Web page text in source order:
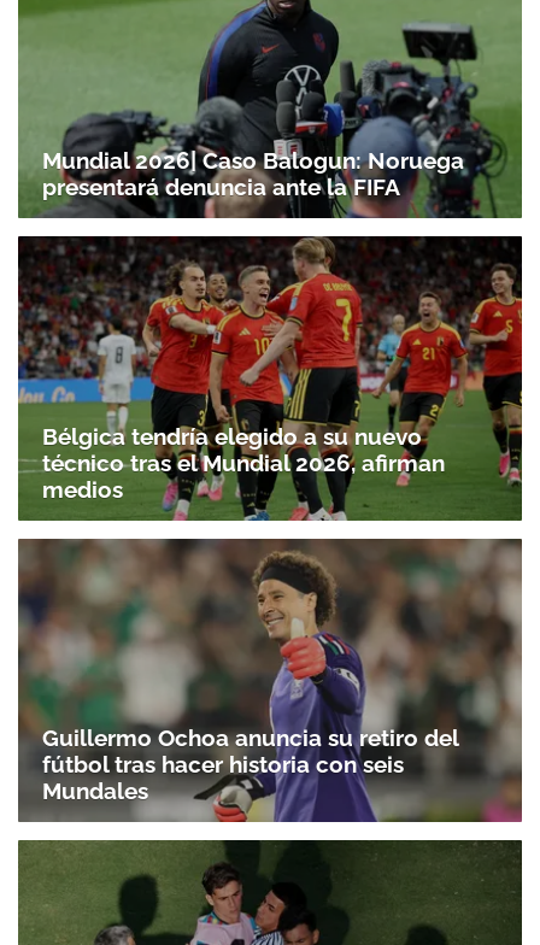
Mundial 2026| Caso Balogun: Noruega
presentará denuncia ante la FIFA
Bélgica tendría elegido a su nuevo
técnico tras el Mundial 2026, afirman
medios
Guillermo Ochoa anuncia su retiro del
fútbol tras hacer historia con seis
Mundales